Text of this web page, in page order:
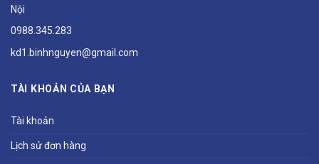
Nội
0988.345.283
kd1.binhnguyen@gmail.com
TÀI KHOẢN CỦA BẠN
Tài khoản
Lịch sử đơn hàng